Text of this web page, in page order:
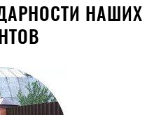
НАШИХ